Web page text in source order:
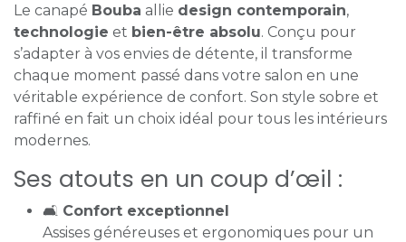
Le canapé Bouba allie design contemporain,
technologie et bien-être absolu. Conçu pour
s’adapter à vos envies de détente, il transforme
chaque moment passé dans votre salon en une
véritable expérience de confort. Son style sobre et
raffiné en fait un choix idéal pour tous les intérieurs
modernes.
Ses atouts en un coup d’œil :
🛋️ Confort exceptionnel
Assises généreuses et ergonomiques pour un